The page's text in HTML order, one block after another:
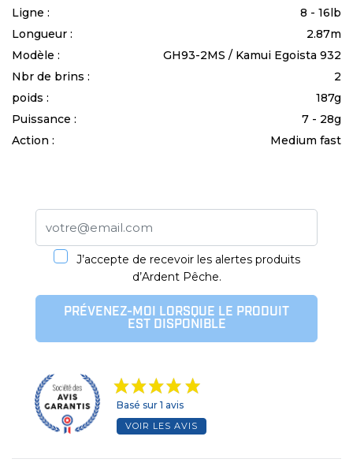
Ligne :
8 - 16lb
Longueur :
2.87m
Modèle :
GH93-2MS / Kamui Egoista 932
Nbr de brins :
2
poids :
187g
Puissance :
7 - 28g
Action :
Medium fast
J’accepte de recevoir les alertes produits
d’Ardent Pêche.
PRÉVENEZ-MOI LORSQUE LE PRODUIT
EST DISPONIBLE
Basé sur 1 avis
VOIR LES AVIS